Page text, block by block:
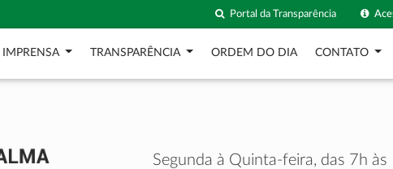
Portal da Transparência
IMPRENSA TRANSPARÊNCIA ORDEM DO DIA CONTATO
Segunda à Quinta-feira, das 7h